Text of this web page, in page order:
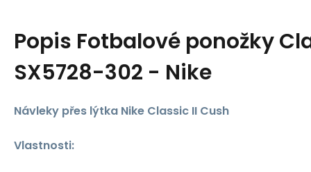
Popis Fotbalové ponožky
SX5728-302 - Nike
Návleky přes lýtka Nike Classic II Cush
Vlastnosti: